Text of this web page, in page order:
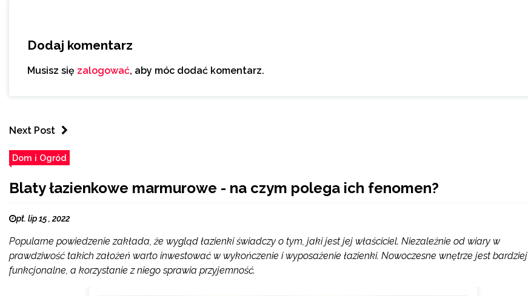
Dodaj komentarz
Musisz się zalogować, aby móc dodać komentarz.
Next Post
Dom i Ogród
Blaty łazienkowe marmurowe - na czym polega ich fenomen?
pt. lip 15 , 2022
Popularne powiedzenie zakłada, że wygląd łazienki świadczy o tym, jaki jest jej właściciel. Niezależnie od wiary w
prawdziwość takich założeń warto inwestować w wykończenie i wyposażenie łazienki. Nowoczesne wnętrze jest bardziej
funkcjonalne, a korzystanie z niego sprawia przyjemność.